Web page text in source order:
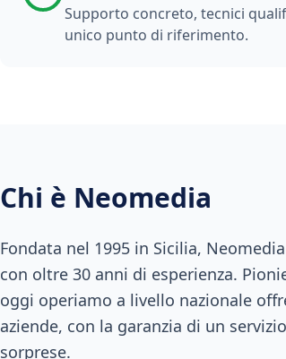
Supporto concreto, tecnici
unico punto di riferimento.
Chi è Neomedia
Fondata nel 1995 in Sicilia,
con oltre 30 anni di esperienza.
oggi operiamo a livello nazionale
aziende, con la garanzia di un
sorprese.